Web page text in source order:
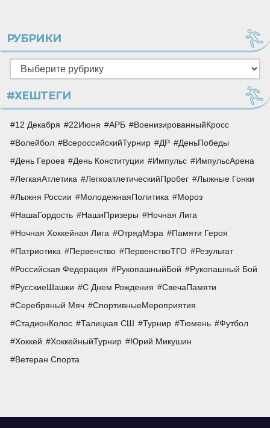
РУБРИКИ
Рубрики
#ХЕШТЕГИ
12 Декабря 22Июня АРБ
ВоенизированныйКросс
Волейбол
ВсероссийскийТурнир ДР
ДеньПобеды
День Героев
День Конституции Импульс
ИмпульсАрена
ЛегкаяАтлетика
ЛегкоатлетическийПробег
Лыжные Гонки
Лыжня России
МолодежнаяПолитика
Мороз
НашаГордость
НашиПризеры
Ночная Лига
Ночная Хоккейная Лига
ОтрядМэра
Памяти Героя
Патриотика
Первенство ПервенствоТГО
Результат
Российская Федерация
РукопашныйБой
Рукопашный Бой
РусскиеШашки
С Днем Рождения
СвечаПамяти
Серебряный Мяч
СпортивныеМероприятия
СтадионКолос
Талицкая СШ Турнир Тюмень
Футбол
Хоккей
ХоккейныйТурнир
Юрий Микушин
Ветеран Спорта